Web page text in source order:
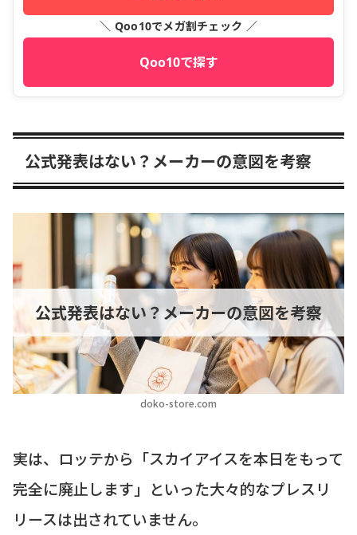
＼ Qoo10でメガ割チェック ／
Qoo10で探す
公式発表はない？メーカーの意図を考察
doko-store.com
公式発表はない？メーカーの意図を考察
実は、ロッテから「スカイアイスを本日をもって
完全に廃止します」といった大々的なプレスリ
リースは出されていません。